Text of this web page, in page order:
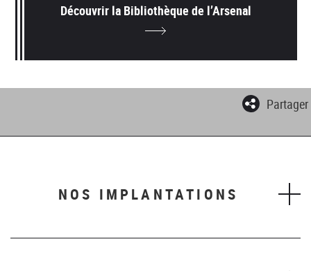
Découvrir la Bibliothèque de l’Arsenal
Partager
NOS IMPLANTATIONS